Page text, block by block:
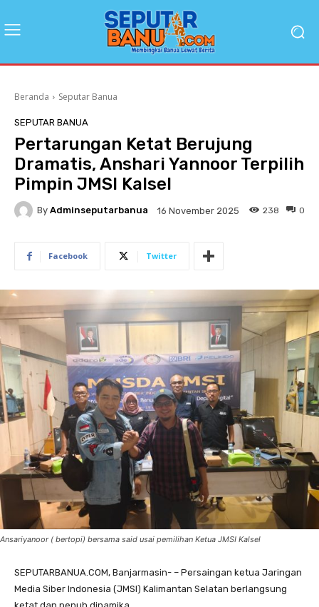
Beranda Seputar Banua
SEPUTAR BANUA
Pertarungan Ketat Berujung
Dramatis, Anshari Yannoor Terpilih
Pimpin JMSI Kalsel
By Adminseputarbanua 16 November 2025 0
238
Facebook Twitter
Ansariyanoor ( bertopi) bersama said usai pemilihan Ketua JMSI Kalsel
SEPUTARBANUA.COM, Banjarmasin- – Persaingan ketua Jaringan
Media Siber Indonesia (JMSI) Kalimantan Selatan berlangsung